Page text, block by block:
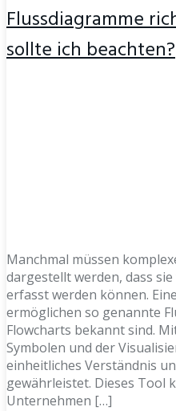
Flussdiagramme
sollte ich beachten?
Manchmal müssen
dargestellt werden, dass
erfasst werden können.
ermöglichen so genannte
Flowcharts bekannt sind.
Symbolen und der
einheitliches Verständnis
gewährleistet. Dieses Tool
Unternehmen […]